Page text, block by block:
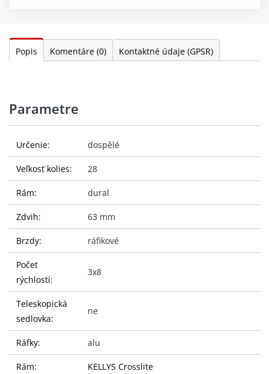
Popis Komentáre (0) Kontaktné údaje (GPSR)
Parametre
Určenie: dospělé
Veľkosť kolies: 28
Rám: dural
Zdvih: 63 mm
Brzdy: ráfikové
Počet
rýchlostí:
3x8
Teleskopická
sedlovka:
ne
Ráfky: alu
Rám: KELLYS Crosslite